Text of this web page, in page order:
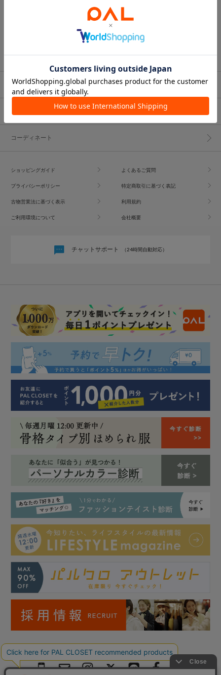
ブランド一覧
コーディネート
ショッピングガイド よくあるご質問
プライバシーポリシー 特定商取引に基づく表記
古物営業法に基づく表示 利用規約
ご利用環境について 会社概要
チャットサポート （24時間自動対応）